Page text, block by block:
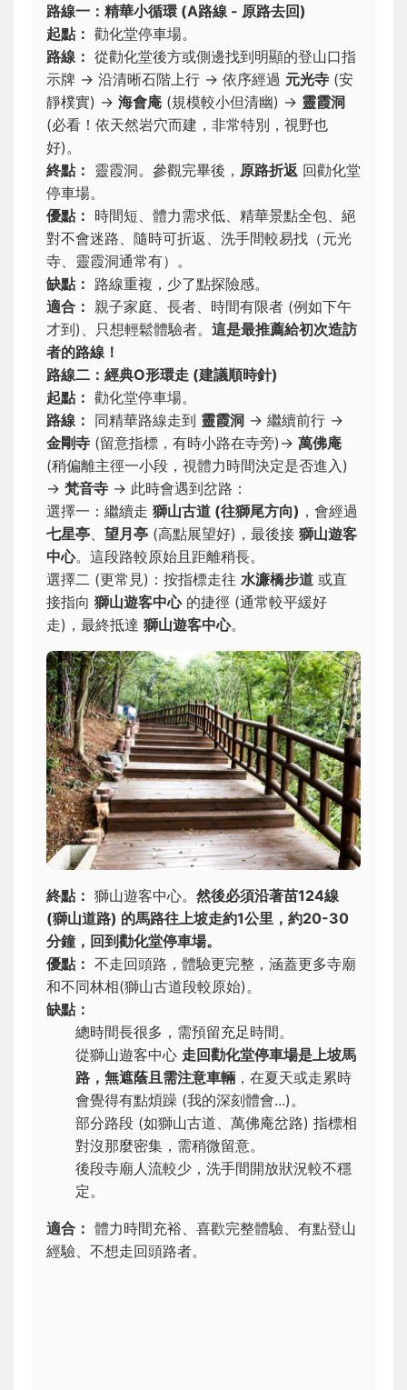
路線一：精華小循環 (A路線 - 原路去回)
起點： 勸化堂停車場。
路線： 從勸化堂後方或側邊找到明顯的登山口指
示牌 → 沿清晰石階上行 → 依序經過 元光寺 (安
靜樸實) → 海會庵 (規模較小但清幽) → 靈霞洞
(必看！依天然岩穴而建，非常特別，視野也
好)。
終點： 靈霞洞。參觀完畢後， 原路折返 回勸化堂
停車場。
優點： 時間短、體力需求低、精華景點全包、絕
對不會迷路、隨時可折返、洗手間較易找（元光
寺、靈霞洞通常有）。
缺點： 路線重複，少了點探險感。
適合： 親子家庭、長者、時間有限者 (例如下午
才到)、只想輕鬆體驗者。 這是最推薦給初次造訪
者的路線！
路線二：經典O形環走 (建議順時針)
起點： 勸化堂停車場。
路線： 同精華路線走到 靈霞洞 → 繼續前行 →
金剛寺 (留意指標，有時小路在寺旁)→ 萬佛庵
(稍偏離主徑一小段，視體力時間決定是否進入)
→ 梵音寺 → 此時會遇到岔路：
選擇一：繼續走 獅山古道 (往獅尾方向) ，會經過
七星亭
望月亭 (高點展望好)，最後接 獅山遊客
中心。這段路較原始且距離稍長。
選擇二 (更常見)：按指標走往 水濂橋步道 或直
接指向 獅山遊客中心的捷徑 (通常較平緩好
走)，最終抵達 獅山遊客中心。
終點： 獅山遊客中心。 然後必須沿著苗124線
(獅山道路) 的馬路往上坡走約1公里，約20-30
分鐘，回到勸化堂停車場。
優點： 不走回頭路，體驗更完整，涵蓋更多寺廟
和不同林相(獅山古道段較原始)。
缺點：
總時間長很多，需預留充足時間。
從獅山遊客中心 走回勸化堂停車場是上坡馬
路，無遮蔭且需注意車輛 ，在夏天或走累時
會覺得有點煩躁 (我的深刻體會...)。
部分路段 (如獅山古道、萬佛庵岔路) 指標相
對沒那麼密集，需稍微留意。
後段寺廟人流較少，洗手間開放狀況較不穩
定。
適合： 體力時間充裕、喜歡完整體驗、有點登山
經驗、不想走回頭路者。